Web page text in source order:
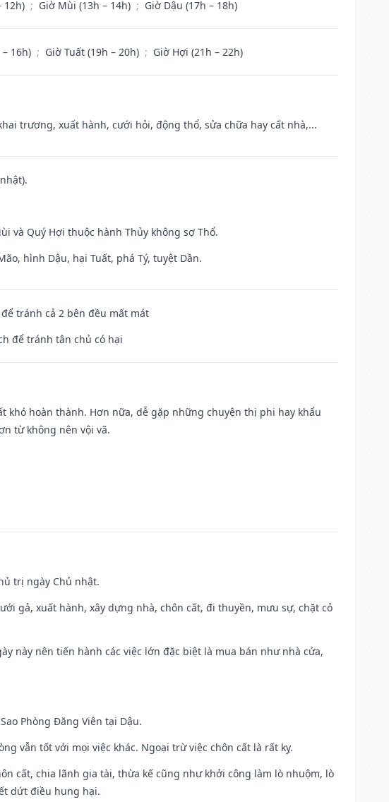
12h) ; Giờ Mùi (13h – 14h) ; Giờ Dậu (17h – 18h)
16h) ; Giờ Tuất (19h – 20h) ; Giờ Hợi (21h – 22h)
trương, xuất hành, cưới hỏi, động thổ, sửa chữa hay cất nhà,...
và Quý Hợi thuộc hành Thủy không sợ Thổ.
hình Dậu, hại Tuất, phá Tý, tuyệt Dần.
tránh cả 2 bên đều mất mát
để tránh tân chủ có hại
khó hoàn thành. Hơn nữa, dễ gặp những chuyện thị phi hay khẩu
từ không nên vội vã.
trị ngày Chủ nhật.
gả, xuất hành, xây dựng nhà, chôn cất, đi thuyền, mưu sự, chặt cỏ
này nên tiến hành các việc lớn đặc biệt là mua bán như nhà cửa,
Phòng Đăng Viên tại Dậu.
vẫn tốt với mọi việc khác. Ngoại trừ việc chôn cất là rất kỵ.
cất, chia lãnh gia tài, thừa kế cũng như khởi công làm lò nhuộm, lò
dứt điều hung hại.